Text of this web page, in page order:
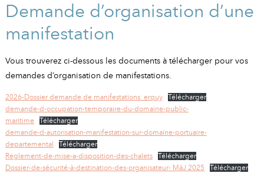
Demande d’organisation d’une
manifestation
Vous trouverez ci-dessous les documents à télécharger pour vos
demandes d’organisation de manifestations.
2026-Dossier demande de manifestations_erquy
Télécharger
demande-d-occupation-temporaire-du-domaine-public-
maritime
Télécharger
demande-d-autorisation-manifestation-sur-domaine-portuaire-
departemental
Télécharger
Reglement-de-mise-a-disposition-des-chalets
Télécharger
Dossier-de-sécurité-à-destination-des-organisateur- MàJ 2025
Télécharger